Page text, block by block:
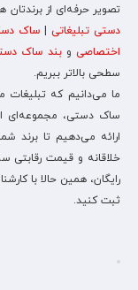
تصویر حرفه‌ای از
دستی تبلیغاتی |ساک
اختصاصی وبند ساک
سطحی بالاتر ببریم.
ما می‌دانیم که تبلیغات
ساک دستی، مجموعه‌ای
ارائه می‌دهیم تا برند
خلاقانه و قیمت رقابتی
رایگان، همین حالا با
ثبت کنید.